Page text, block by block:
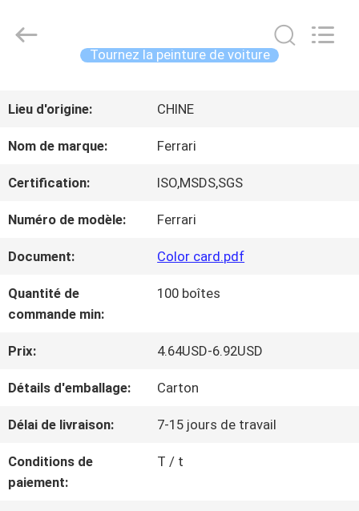
PRODUITS
VIDÉOS
A
PROPOS
DE
NOUS
VISITE
D'USINE
Meklon
All
Tournez la peinture de voiture
Lieu d'origine: CHINE
Nom de marque: Ferrari
Certification: ISO,MSDS,SGS
Numéro de modèle: Ferrari
Document: Color card.pdf
Quantité de
commande min:
100 boîtes
Prix: 4.64USD-6.92USD
Détails d'emballage: Carton
Délai de livraison: 7-15 jours de travail
Conditions de
paiement:
T / t